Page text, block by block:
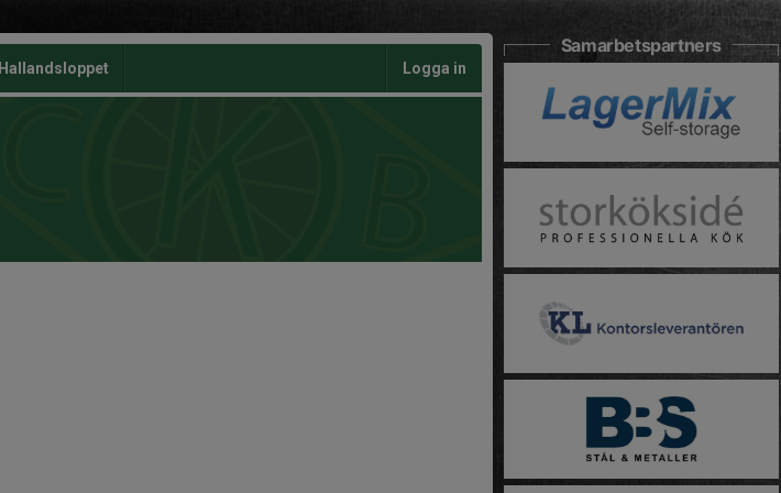
Hallandsloppet Logga in
Samarbetspartners